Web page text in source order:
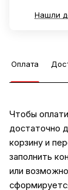
Нашли
Оплата
Чтобы
достаточно
корзину и
заполнить
или